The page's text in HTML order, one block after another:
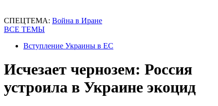
СПЕЦТЕМА: Война в Иране
ВСЕ ТЕМЫ
Вступление Украины в ЕС
Исчезает чернозем: Россия
устроила в Украине экоцид